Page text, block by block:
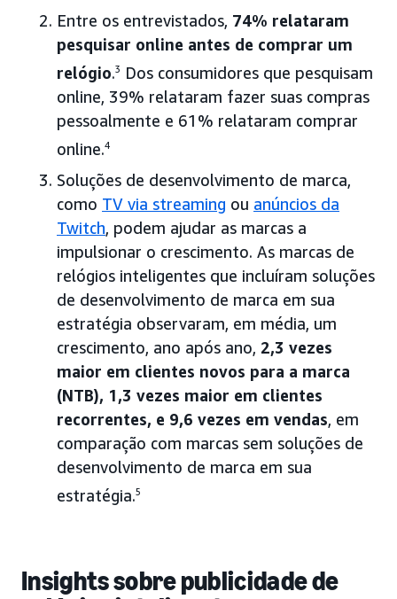
Entre os entrevistados, 74% relataram
pesquisar online antes de comprar um
relógio.3
Dos consumidores que pesquisam
online, 39% relataram fazer suas compras
pessoalmente e 61% relataram comprar
online.4
Soluções de desenvolvimento de marca,
como TV via streaming ou anúncios da
Twitch, podem ajudar as marcas a
impulsionar o crescimento. As marcas de
relógios inteligentes que incluíram soluções
de desenvolvimento de marca em sua
estratégia observaram, em média, um
crescimento, ano após ano, 2,3 vezes
maior em clientes novos para a marca
(NTB), 1,3 vezes maior em clientes
recorrentes, e 9,6 vezes em vendas, em
comparação com marcas sem soluções de
desenvolvimento de marca em sua
estratégia.5
Insights sobre publicidade de